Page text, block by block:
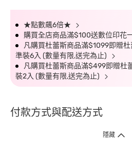
★點數飆6倍★
購買全店商品滿$100送數位印花
凡購買杜蕾斯商品滿$1099即贈
準裝6入 (數量有限,送完為止)
凡購買杜蕾斯商品滿$499即贈杜
裝2入 (數量有限,送完為止)
付款方式與配送方式
隱藏